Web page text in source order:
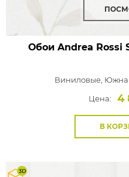
Обои Andrea Rossi
Виниловые,
Цена:
4
В